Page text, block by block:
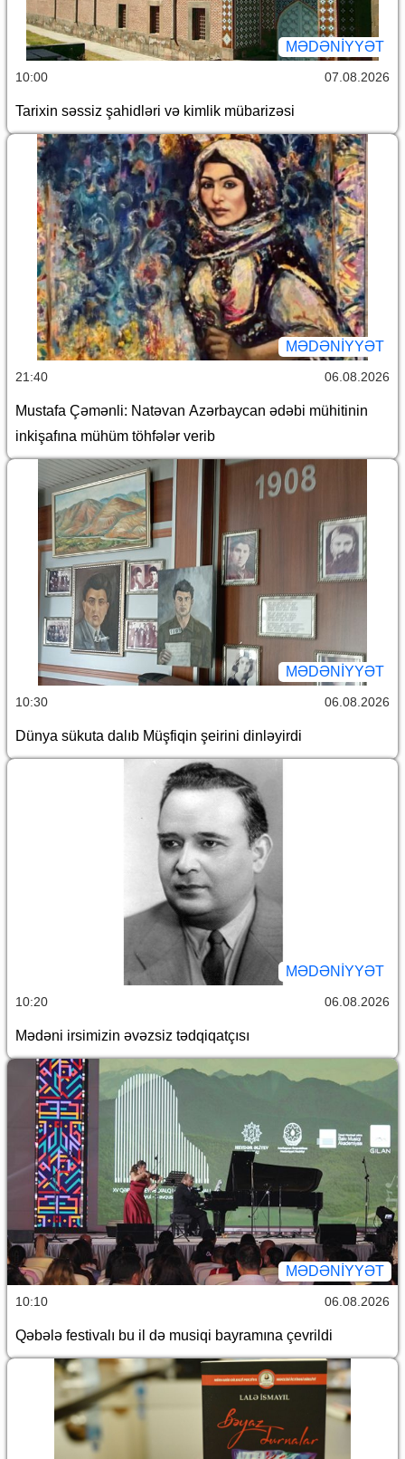
MƏDƏNIYYƏT
10:00 07.08.2026
Tarixin səssiz şahidləri və kimlik mübarizəsi
MƏDƏNIYYƏT
21:40 06.08.2026
Mustafa Çəmənli: Natəvan Azərbaycan ədəbi mühitinin
inkişafına mühüm töhfələr verib
MƏDƏNIYYƏT
10:30 06.08.2026
Dünya sükuta dalıb Müşfiqin şeirini dinləyirdi
MƏDƏNIYYƏT
10:20 06.08.2026
Mədəni irsimizin əvəzsiz tədqiqatçısı
MƏDƏNIYYƏT
10:10 06.08.2026
Qəbələ festivalı bu il də musiqi bayramına çevrildi